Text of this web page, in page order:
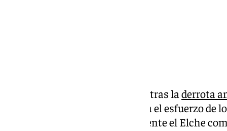
El entrenador del Málaga habló tras laderrota
Pellicer valoró de forma positiva el esfuerzo de
resultado y califica el partido frente el Elche